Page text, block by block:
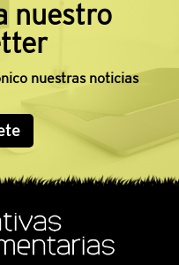
nuestro
nuestras noticias